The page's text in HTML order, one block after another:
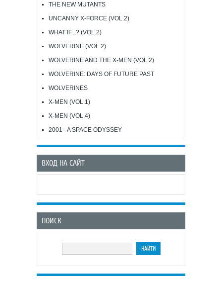
THE NEW MUTANTS
UNCANNY X-FORCE (VOL.2)
WHAT IF...? (VOL.2)
WOLVERINE (VOL.2)
WOLVERINE AND THE X-MEN (VOL.2)
WOLVERINE: DAYS OF FUTURE PAST
WOLVERINES
X-MEN (VOL.1)
X-MEN (VOL.4)
2001 - A SPACE ODYSSEY
ВХОД НА САЙТ
ПОИСК